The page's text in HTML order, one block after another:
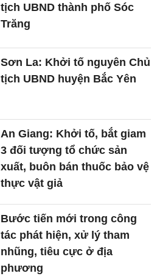
tịch UBND thành phố Sóc
Trăng
Sơn La: Khởi tố nguyên Chủ
tịch UBND huyện Bắc Yên
An Giang: Khởi tố, bắt giam
3 đối tượng tổ chức sản
xuất, buôn bán thuốc bảo vệ
thực vật giả
Bước tiến mới trong công
tác phát hiện, xử lý tham
nhũng, tiêu cực ở địa
phương